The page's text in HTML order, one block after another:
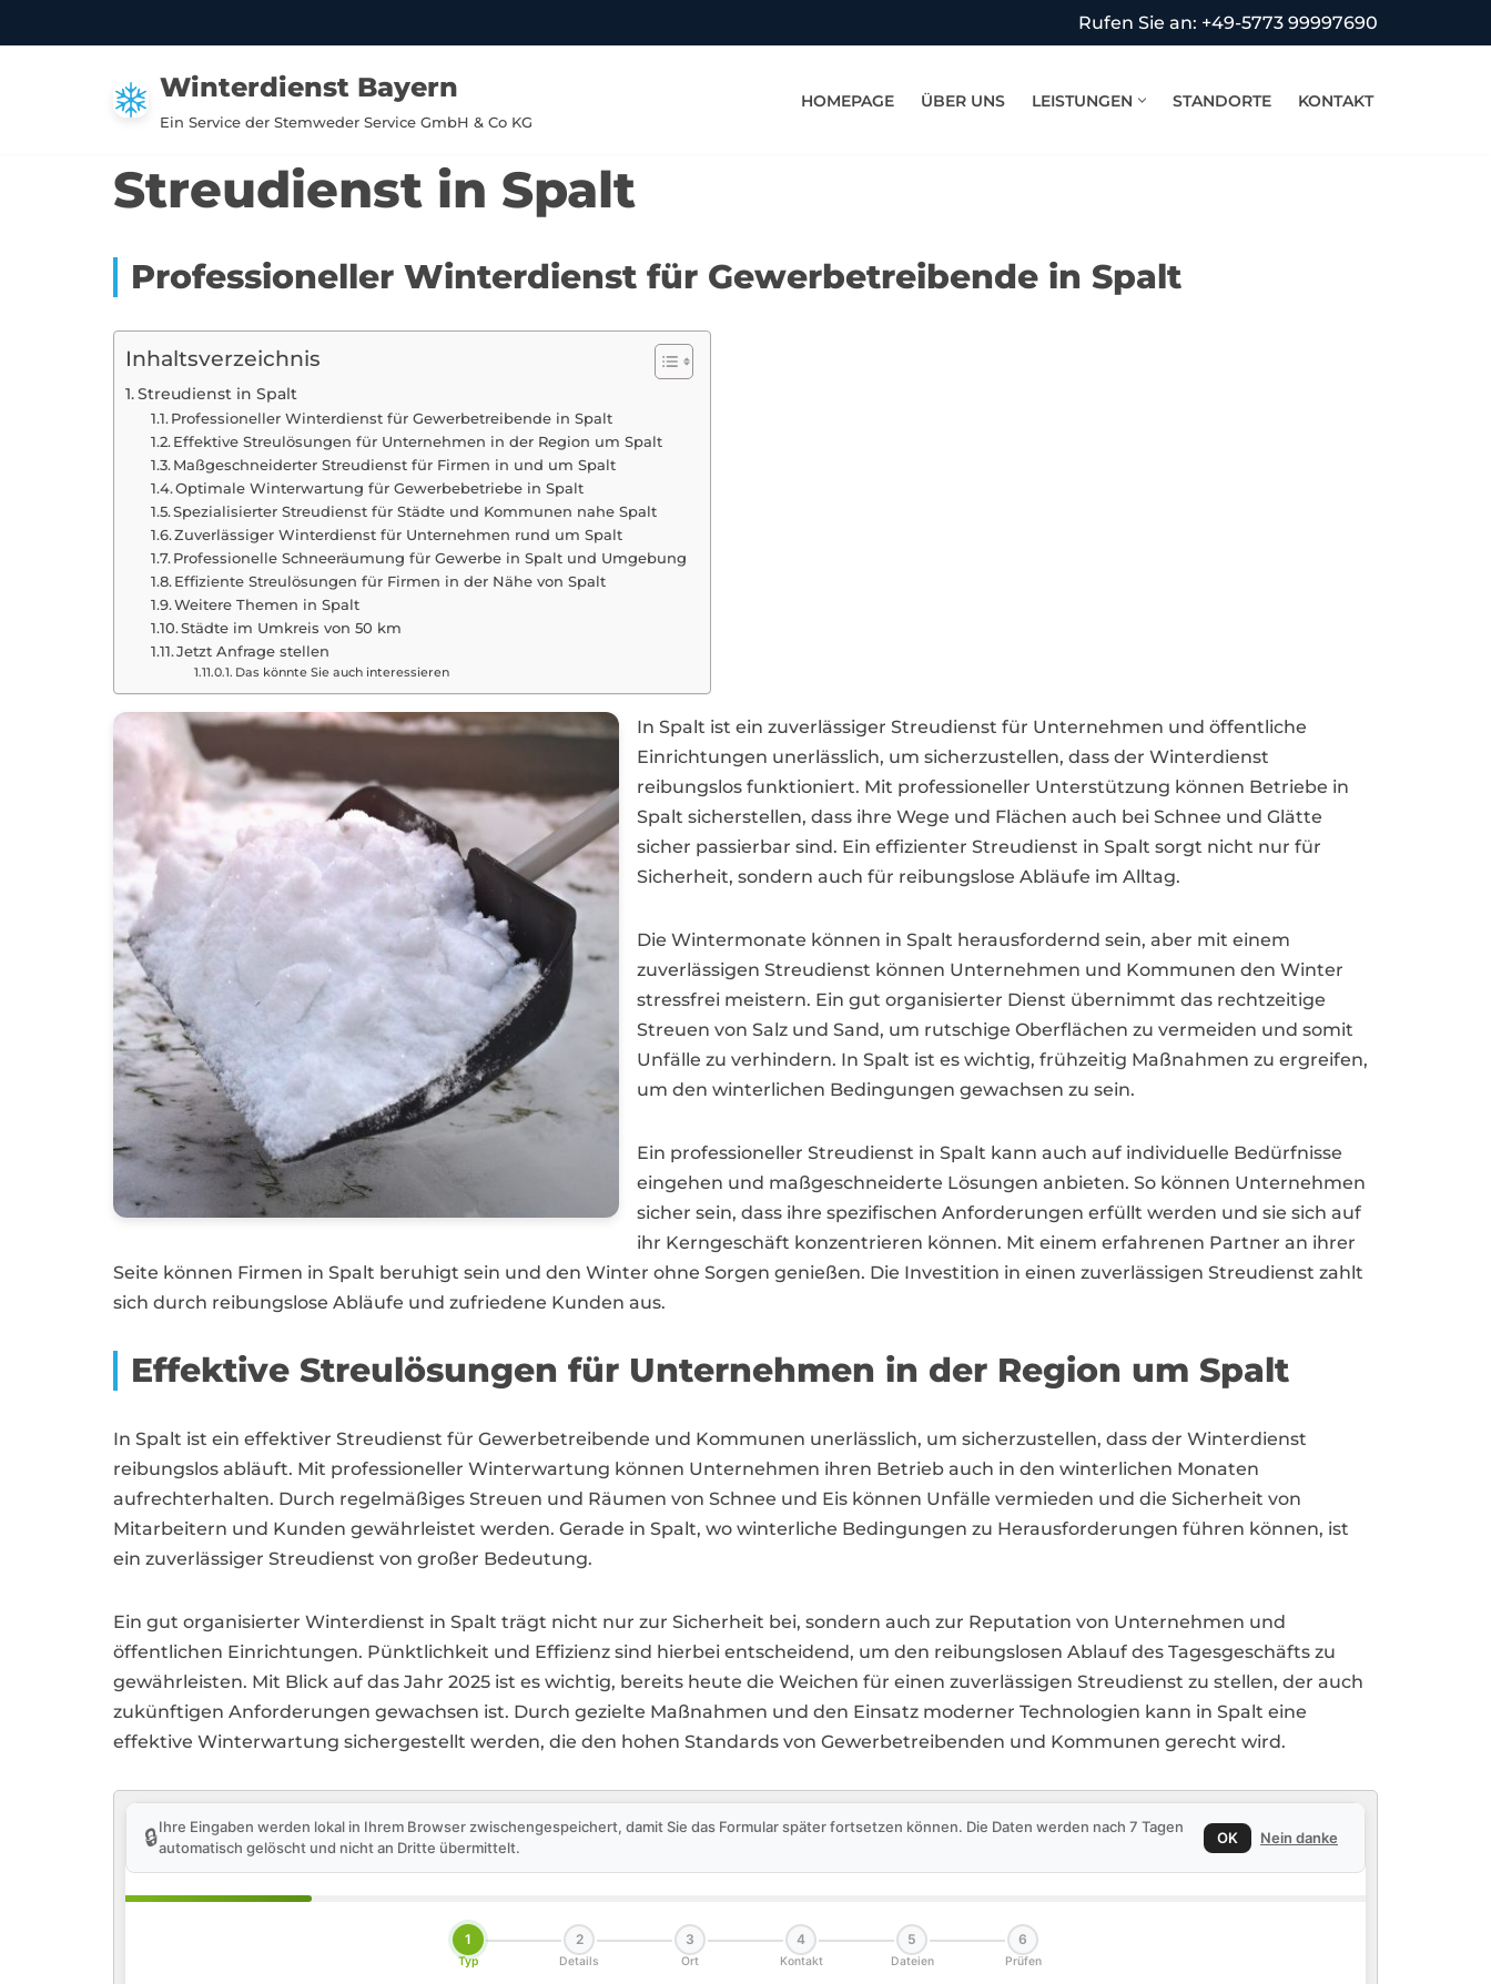
Rufen Sie an: +49-5773 99997690
Winterdienst Bayern
Ein Service der Stemweder Service GmbH & Co KG
HOMEPAGE ÜBER UNS LEISTUNGEN STANDORTE KONTAKT
Streudienst in Spalt
Professioneller Winterdienst für Gewerbetreibende in Spalt
Inhaltsverzeichnis
Streudienst in Spalt
Professioneller Winterdienst für Gewerbetreibende in Spalt
Effektive Streulösungen für Unternehmen in der Region um Spalt
Maßgeschneiderter Streudienst für Firmen in und um Spalt
Optimale Winterwartung für Gewerbebetriebe in Spalt
Spezialisierter Streudienst für Städte und Kommunen nahe Spalt
Zuverlässiger Winterdienst für Unternehmen rund um Spalt
Professionelle Schneeräumung für Gewerbe in Spalt und Umgebung
Effiziente Streulösungen für Firmen in der Nähe von Spalt
Weitere Themen in Spalt
Städte im Umkreis von 50 km
Jetzt Anfrage stellen
Das könnte Sie auch interessieren
In Spalt ist ein zuverlässiger Streudienst für Unternehmen und öffentliche
Einrichtungen unerlässlich, um sicherzustellen, dass der Winterdienst
reibungslos funktioniert. Mit professioneller Unterstützung können Betriebe in
Spalt sicherstellen, dass ihre Wege und Flächen auch bei Schnee und Glätte
sicher passierbar sind. Ein effizienter Streudienst in Spalt sorgt nicht nur für
Sicherheit, sondern auch für reibungslose Abläufe im Alltag.
Die Wintermonate können in Spalt herausfordernd sein, aber mit einem
zuverlässigen Streudienst können Unternehmen und Kommunen den Winter
stressfrei meistern. Ein gut organisierter Dienst übernimmt das rechtzeitige
Streuen von Salz und Sand, um rutschige Oberflächen zu vermeiden und somit
Unfälle zu verhindern. In Spalt ist es wichtig, frühzeitig Maßnahmen zu ergreifen,
um den winterlichen Bedingungen gewachsen zu sein.
Ein professioneller Streudienst in Spalt kann auch auf individuelle Bedürfnisse
eingehen und maßgeschneiderte Lösungen anbieten. So können Unternehmen
sicher sein, dass ihre spezifischen Anforderungen erfüllt werden und sie sich auf
ihr Kerngeschäft konzentrieren können. Mit einem erfahrenen Partner an ihrer
Seite können Firmen in Spalt beruhigt sein und den Winter ohne Sorgen genießen. Die Investition in einen zuverlässigen Streudienst zahlt
sich durch reibungslose Abläufe und zufriedene Kunden aus.
Effektive Streulösungen für Unternehmen in der Region um Spalt
In Spalt ist ein effektiver Streudienst für Gewerbetreibende und Kommunen unerlässlich, um sicherzustellen, dass der Winterdienst
reibungslos abläuft. Mit professioneller Winterwartung können Unternehmen ihren Betrieb auch in den winterlichen Monaten
aufrechterhalten. Durch regelmäßiges Streuen und Räumen von Schnee und Eis können Unfälle vermieden und die Sicherheit von
Mitarbeitern und Kunden gewährleistet werden. Gerade in Spalt, wo winterliche Bedingungen zu Herausforderungen führen können, ist
ein zuverlässiger Streudienst von großer Bedeutung.
Ein gut organisierter Winterdienst in Spalt trägt nicht nur zur Sicherheit bei, sondern auch zur Reputation von Unternehmen und
öffentlichen Einrichtungen. Pünktlichkeit und Effizienz sind hierbei entscheidend, um den reibungslosen Ablauf des Tagesgeschäfts zu
gewährleisten. Mit Blick auf das Jahr 2025 ist es wichtig, bereits heute die Weichen für einen zuverlässigen Streudienst zu stellen, der auch
zukünftigen Anforderungen gewachsen ist. Durch gezielte Maßnahmen und den Einsatz moderner Technologien kann in Spalt eine
effektive Winterwartung sichergestellt werden, die den hohen Standards von Gewerbetreibenden und Kommunen gerecht wird.
🔒Ihre Eingaben werden lokal in Ihrem Browser zwischengespeichert, damit Sie das Formular später fortsetzen können. Die Daten werden nach 7 Tagen
automatisch gelöscht und nicht an Dritte übermittelt.
OK Nein danke
1
Typ
2
Details
3
Ort
4
Kontakt
5
Dateien
6
Prüfen